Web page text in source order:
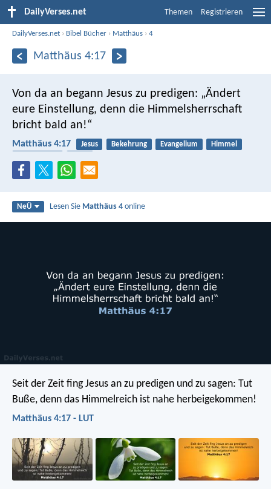
DailyVerses.net Themen Registrieren
DailyVerses.net › Bibel Bücher › Matthäus ›4
Matthäus 4:17
Von da an begann Jesus zu predigen: „Ändert
eure Einstellung, denn die Himmelsherrschaft
bricht bald an!“
Matthäus 4:17 Jesus Bekehrung Evangelium
Himmel
NeÜ Lesen Sie Matthäus 4 online
Seit der Zeit fing Jesus an zu predigen und zu sagen: Tut
Buße, denn das Himmelreich ist nahe herbeigekommen!
Matthäus 4:17 - LUT